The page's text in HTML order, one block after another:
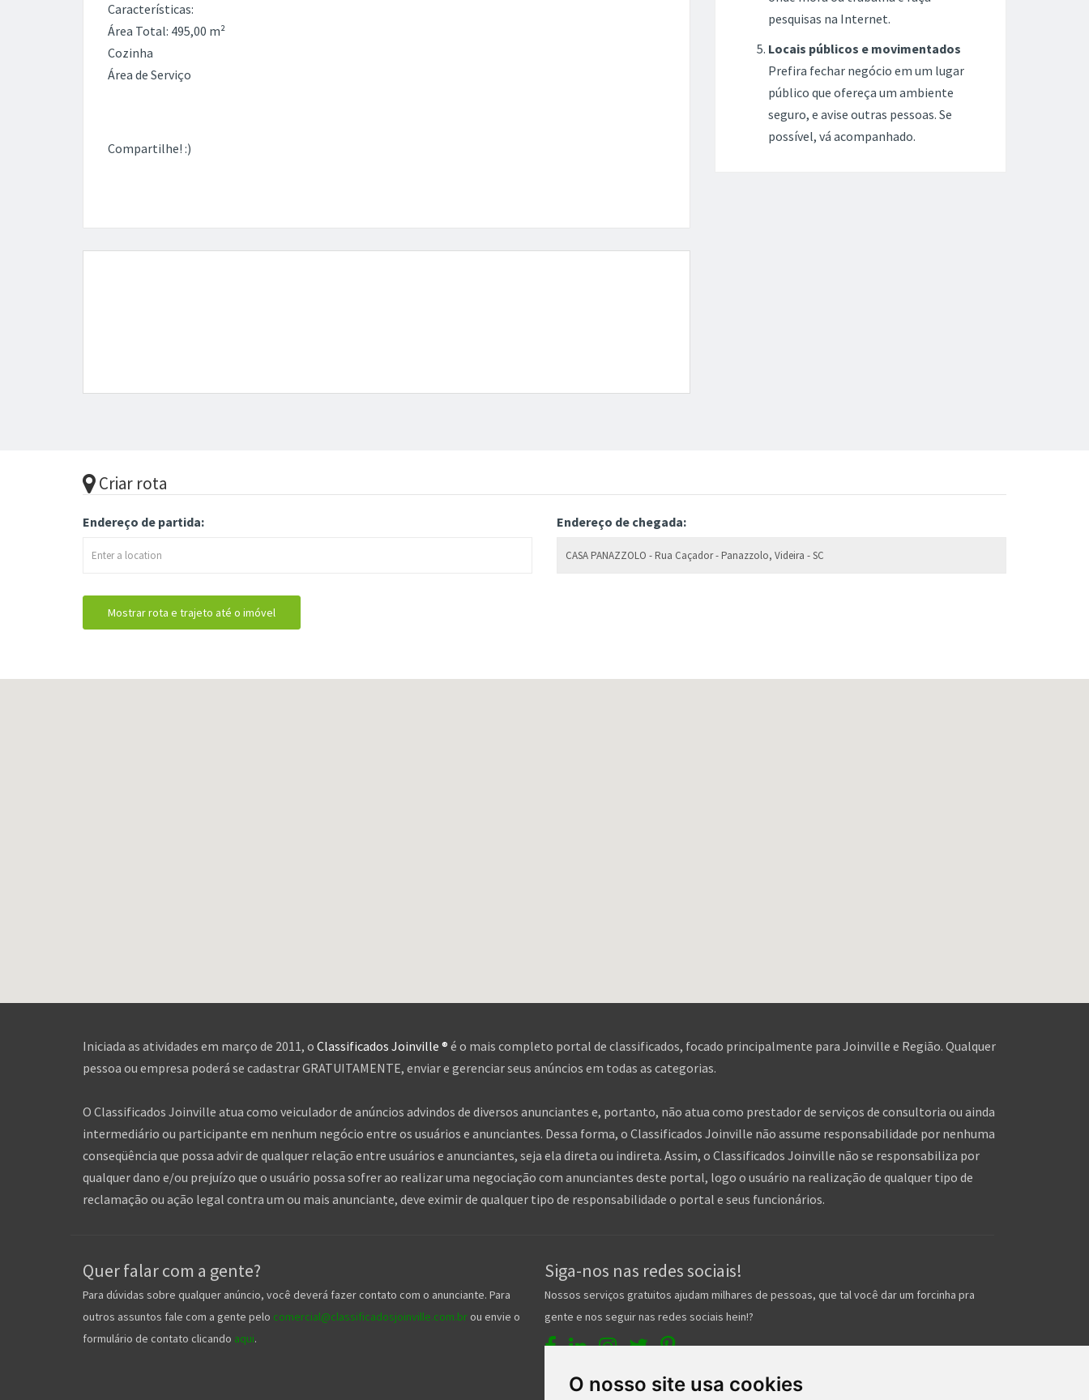
O nosso site usa cookies
Características:
Área Total: 495,00 m²
Cozinha
Área de Serviço
Compartilhe! :)
pesquisas na Internet.
Locais públicos e movimentados
Prefira fechar negócio em um lugar
público que ofereça um ambiente
seguro, e avise outras pessoas. Se
possível, vá acompanhado.
Criar rota
Endereço de partida: Endereço de chegada:
Iniciada as atividades em março de 2011, o Classificados Joinville ® é o mais completo portal de classificados, focado principalmente para Joinville e Região. Qualquer
pessoa ou empresa poderá se cadastrar GRATUITAMENTE, enviar e gerenciar seus anúncios em todas as categorias.
O Classificados Joinville atua como veiculador de anúncios advindos de diversos anunciantes e, portanto, não atua como prestador de serviços de consultoria ou ainda
intermediário ou participante em nenhum negócio entre os usuários e anunciantes. Dessa forma, o Classificados Joinville não assume responsabilidade por nenhuma
conseqüência que possa advir de qualquer relação entre usuários e anunciantes, seja ela direta ou indireta. Assim, o Classificados Joinville não se responsabiliza por
qualquer dano e/ou prejuízo que o usuário possa sofrer ao realizar uma negociação com anunciantes deste portal, logo o usuário na realização de qualquer tipo de
reclamação ou ação legal contra um ou mais anunciante, deve eximir de qualquer tipo de responsabilidade o portal e seus funcionários.
Quer falar com a gente?
Para dúvidas sobre qualquer anúncio, você deverá fazer contato com o anunciante. Para
outros assuntos fale com a gente pelo comercial@classificadosjoinville.com.br ou envie o
formulário de contato clicando aqui.
Siga-nos nas redes sociais!
Nossos serviços gratuitos ajudam milhares de pessoas, que tal você dar um forcinha pra
gente e nos seguir nas redes sociais hein!?